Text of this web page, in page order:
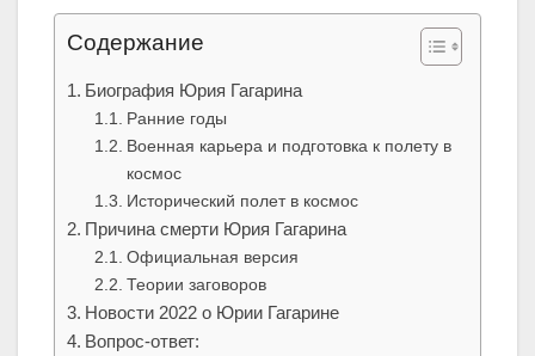
Содержание
Биография Юрия Гагарина
Ранние годы
Военная карьера и подготовка к полету в
космос
Исторический полет в космос
Причина смерти Юрия Гагарина
Официальная версия
Теории заговоров
Новости 2022 о Юрии Гагарине
Вопрос-ответ: